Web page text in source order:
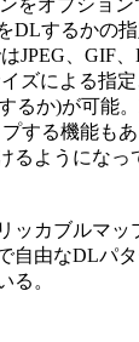
をオプション
DLするかの
JPEG、GIF、
ズによる指
るか)が可能
する機能も
るようになっ
ッカブルマッ
自由なDLパ
る。